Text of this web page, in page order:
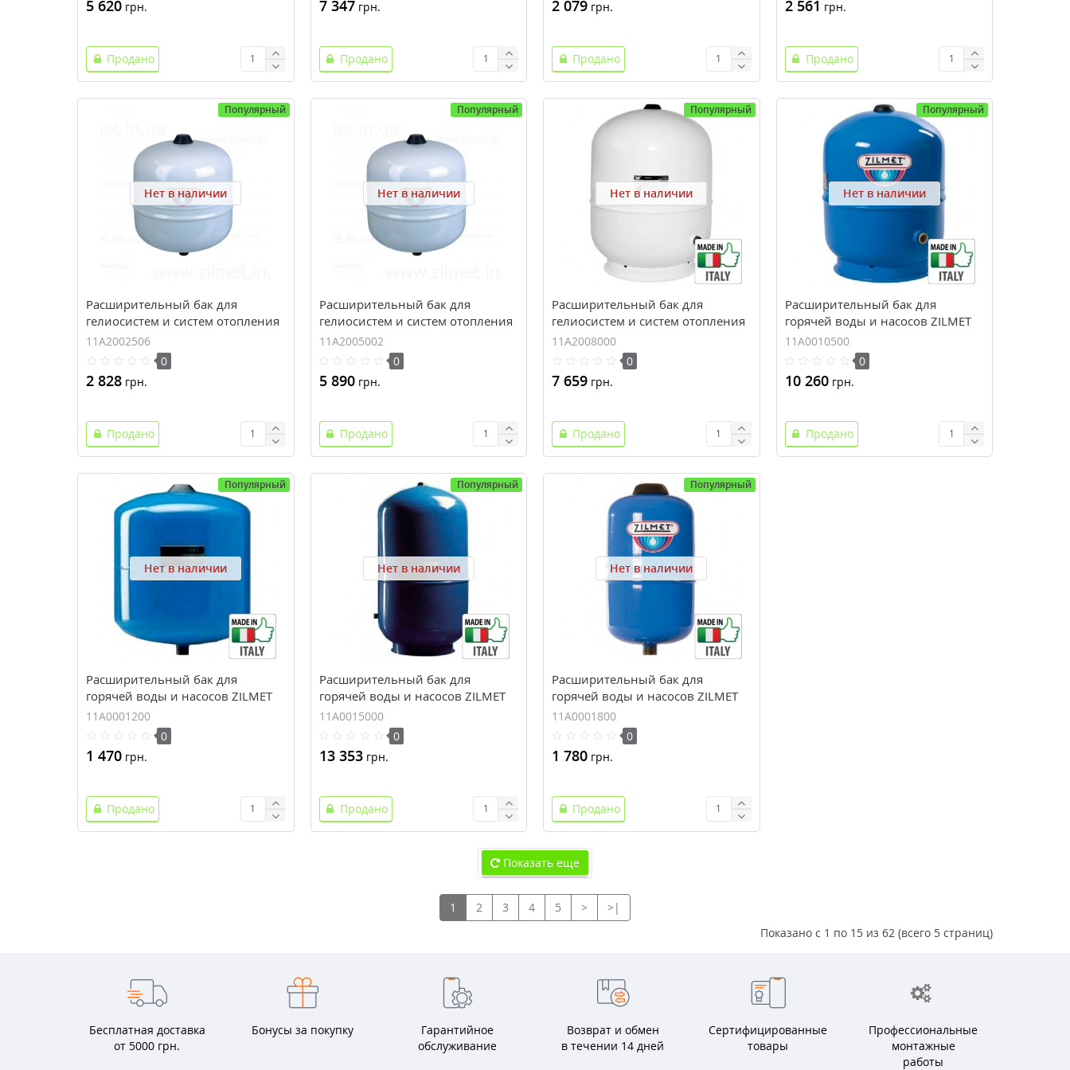
5 620 грн.
Продано
7 347грн.
Продано
2 079 грн.
Продано
2 561 грн.
Продано
Популярный
Нет в наличии
Расширительный бак для
гелиосистем и систем отопления
ZILMET SOLAR-PLUS 25 (25 л, 10
11A2002506
0
2 828 грн.
Продано
Популярный
Нет в наличии
Расширительный бак для
гелиосистем и систем отопления
ZILMET SOLAR-PLUS 50 (50 л, 10
11A2005002
0
5 890грн.
Продано
Популярный
Нет в наличии
Расширительный бак для
гелиосистем и систем отопления
ZILMET SOLAR-PLUS 80 (80 л, 10
11A2008000
0
7 659 грн.
Продано
Популярный
Нет в наличии
Расширительный бак для
горячей воды и насосов ZILMET
HYDRO-PRO 105 (105 л, 10 bar)
11A0010500
0
10 260грн.
Продано
Популярный
Нет в наличии
Расширительный бак для
горячей воды и насосов ZILMET
HYDRO-PRO 12 (12 л, 10 bar)
11A0001200
0
1 470 грн.
Продано
Популярный
Нет в наличии
Расширительный бак для
горячей воды и насосов ZILMET
HYDRO-PRO 150 (150 л, 10 bar)
11A0015000
0
13 353грн.
Продано
Популярный
Нет в наличии
Расширительный бак для
горячей воды и насосов ZILMET
HYDRO-PRO 18 (18 л, 10 bar)
11A0001800
0
1 780 грн.
Продано
Показать еще
1 2 3 4 5 >
>|
Показано с 1 по 15 из 62 (всего 5 страниц)
Бесплатная доставка
от 5000 грн.
Бонусы за покупку
Гарантийное
обслуживание
Возврат и обмен
в течении 14 дней
Сертифицированные
товары
Профессиональные
монтажные
работы